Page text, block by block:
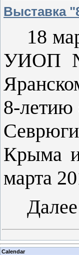
Выставка
18
УИОП №
8-
Крыма
марта
Calendar